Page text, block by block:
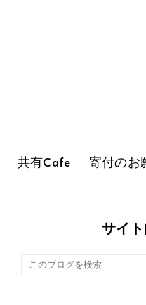
共有Cafe 寄付のお
サイ